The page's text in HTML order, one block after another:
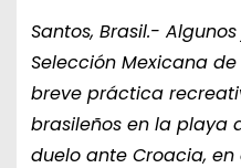
Santos, Brasil.-
Selección Mexicana
breve práctica
brasileños en la playa
duelo ante Croacia,